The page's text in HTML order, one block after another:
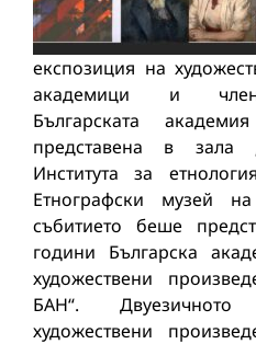
експозиция на
академици и член-
Българската
представена в зала
Института за
Етнографски музей
събитието беше
години Българска
художествени
БАН“.
художествени